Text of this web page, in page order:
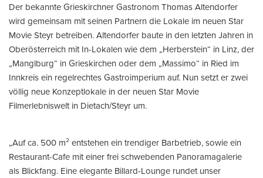
Der bekannte Grieskirchner Gastronom Thomas Altendorfer
wird gemeinsam mit seinen Partnern die Lokale im neuen Star
Movie Steyr betreiben. Altendorfer baute in den letzten Jahren in
Oberösterreich mit In-Lokalen wie dem „Herberstein“ in Linz, der
„Manglburg“ in Grieskirchen oder dem „Massimo“ in Ried im
Innkreis ein regelrechtes Gastroimperium auf. Nun setzt er zwei
völlig neue Konzeptlokale in der neuen Star Movie
Filmerlebniswelt in Dietach/Steyr um.
„Auf ca. 500 m² entstehen ein trendiger Barbetrieb, sowie ein
Restaurant-Cafe mit einer frei schwebenden Panoramagalerie
als Blickfang. Eine elegante Billard-Lounge rundet unser